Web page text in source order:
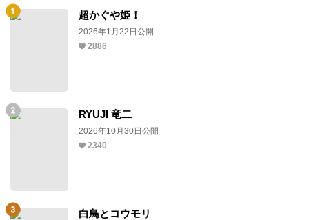
超かぐや姫！
2026年1月22日公開
2886
RYUJI 竜二
2026年10月30日公開
2340
白鳥とコウモリ